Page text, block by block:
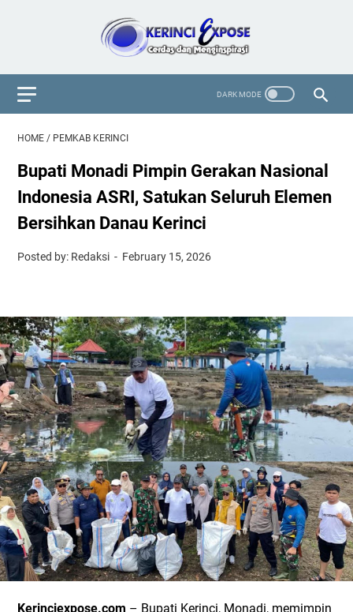
HOME / PEMKAB KERINCI
Bupati Monadi Pimpin Gerakan Nasional
Indonesia ASRI, Satukan Seluruh Elemen
Bersihkan Danau Kerinci
Posted by: Redaksi February 15, 2026
Kerinciexpose.com – Bupati Kerinci, Monadi, memimpin